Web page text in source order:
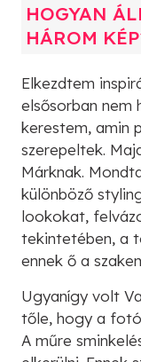
HOGYAN
HÁROM
Elkezdtem
elsősorban
kerestem, amin
szerepeltek.
Márknak.
különböző
lookokat,
tekintetében, a
ennek ő a
Ugyanígy volt
tőle, hogy a
A műre